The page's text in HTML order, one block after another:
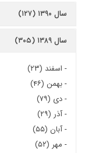
سال ۱۳۹۰ (۱۲۷)
سال ۱۳۸۹ (۳۰۵)
- اسفند (۲۳)
-بهمن (۴۶)
-دی (۷۹)
-آذر (۲۹)
-آبان (۵۵)
- مهر (۵۲)